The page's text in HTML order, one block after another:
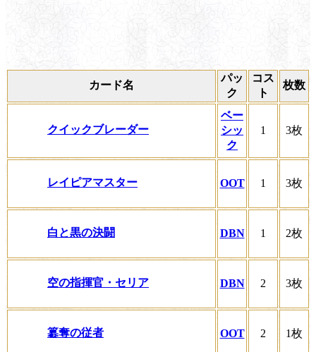
カード名
パッ
ク
コス
ト
枚数
クイックブレーダー
ベー
シッ
ク
1 3枚
レイピアマスター OOT 1 3枚
白と黒の決闘 DBN 1 2枚
空の指揮官・セリア DBN 2 3枚
簒奪の従者 OOT 2 1枚